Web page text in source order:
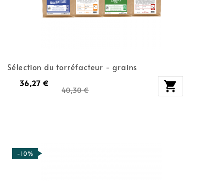
Sélection du torréfacteur - grains
36,27 €
40,30 € 
-10%